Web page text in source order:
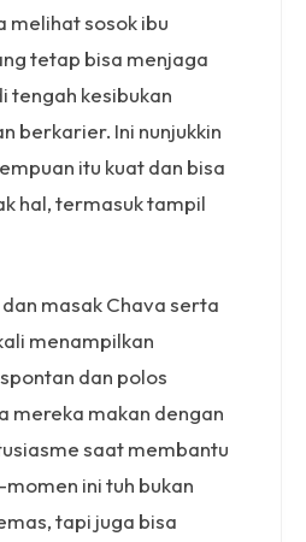
melihat sosok ibu
tetap bisa menjaga
tengah kesibukan
berkarier. Ini nunjukkin
itu kuat dan bisa
hal, termasuk tampil
masak Chava serta
menampilkan
dan polos
mereka makan dengan
saat membantu
ini tuh bukan
tapi juga bisa